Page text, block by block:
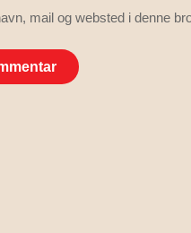
mail og websted i denne